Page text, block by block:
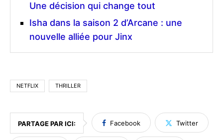
Une décision qui change tout
Isha dans la saison 2 d’Arcane : une
nouvelle alliée pour Jinx
NETFLIX THRILLER
PARTAGE PAR ICI: Facebook Twitter